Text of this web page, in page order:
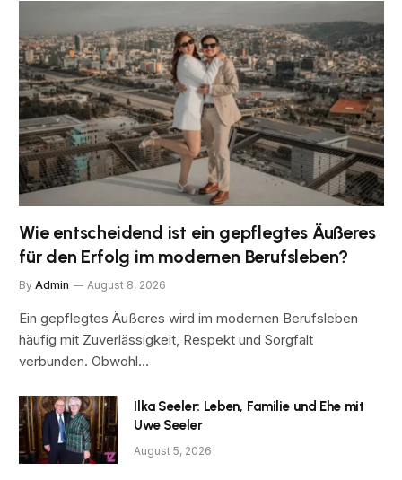
Wie entscheidend ist ein gepflegtes Äußeres
für den Erfolg im modernen Berufsleben?
By Admin August 8, 2026
Ein gepflegtes Äußeres wird im modernen Berufsleben
häufig mit Zuverlässigkeit, Respekt und Sorgfalt
verbunden. Obwohl…
Ilka Seeler: Leben, Familie und Ehe mit
Uwe Seeler
August 5, 2026